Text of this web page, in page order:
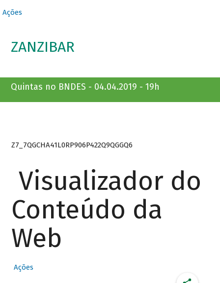
Ações
ZANZIBAR
Quintas no BNDES - 04.04.2019 - 19h
Z7_7QGCHA41L0RP906P422Q9QGGQ6
Visualizador do
Conteúdo da
Web
Ações